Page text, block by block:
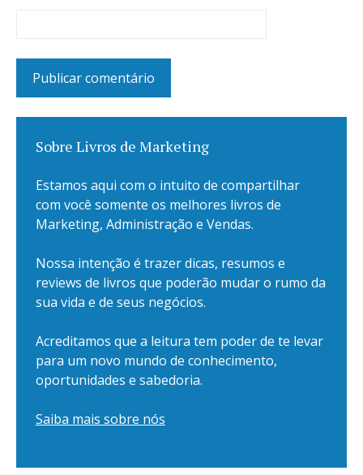
Sobre Livros de Marketing
Estamos aqui com o intuito de compartilhar
com você somente os melhores livros de
Marketing, Administração e Vendas.
Nossa intenção é trazer dicas, resumos e
reviews de livros que poderão mudar o rumo da
sua vida e de seus negócios.
Acreditamos que a leitura tem poder de te levar
para um novo mundo de conhecimento,
oportunidades e sabedoria.
Saiba mais sobre nós